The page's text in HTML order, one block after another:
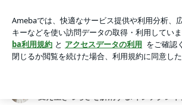
識の信念や思い込みを変え生きづらさを解
イテッドヒーリング/マインドフルネス/キ
アプリをダウンロードして ブログの更新通知
を
ょう。
変え生きづらさを解消する/インテグレイ